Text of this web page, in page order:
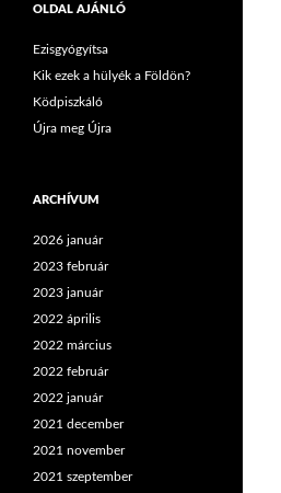
OLDAL AJÁNLÓ
Ezisgyógyítsa
Kik ezek a hülyék a Földön?
Ködpiszkáló
Újra meg Újra
ARCHÍVUM
2026 január
2023 február
2023 január
2022 április
2022 március
2022 február
2022 január
2021 december
2021 november
2021 szeptember